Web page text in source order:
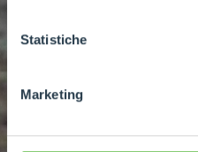
GDPR abbiamo predisposto
Statistiche
Marketing